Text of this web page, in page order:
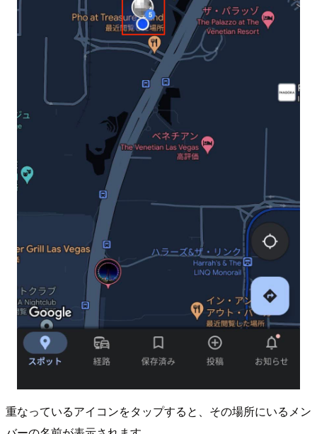
重なっているアイコンをタップすると、その場所にいるメン